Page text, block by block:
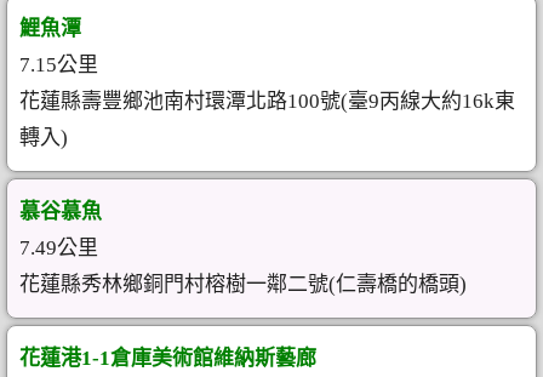
鯉魚潭
7.15公里
花蓮縣壽豐鄉池南村環潭北路100號(臺9丙線大約16k東
轉入)
慕谷慕魚
7.49公里
花蓮縣秀林鄉銅門村榕樹一鄰二號(仁壽橋的橋頭)
花蓮港1-1倉庫美術館維納斯藝廊